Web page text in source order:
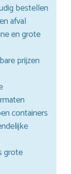
bestellen
afval
en grote
prijzen
containers
grote